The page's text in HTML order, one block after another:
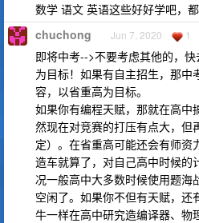
数学 语文 英语这些好好学吧，
chuchong Jun 7, 2020 1
即将中考-->不要考虑其他的，
为目标！如果有自主招生，那中
容，以省重高为目标。
如果你有编程天赋，那就在高中
然现在对竞赛的打压有点大，但
定）。在省重高可能还会有师资
造车就算了，对自己高中时候的
况一般高中大多数时候使用题海
空闲了。如果你不但有天赋，
牛一样在高中研究造编译器、物